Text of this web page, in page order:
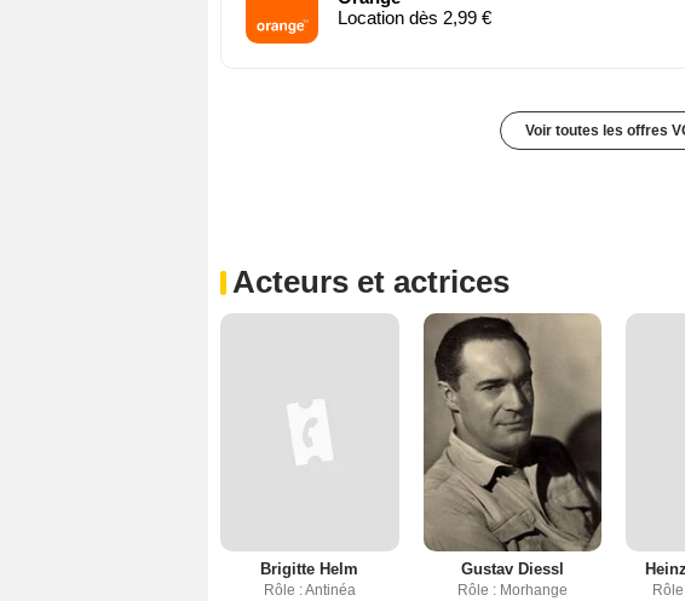
Location dès 2,99 €
Voir toutes les offres
Acteurs et actrices
Brigitte Helm
Rôle : Antinéa
Gustav Diessl
Rôle : Morhange